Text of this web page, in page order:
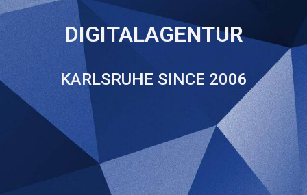
DIGITALAGENTUR
KARLSRUHE SINCE 2006